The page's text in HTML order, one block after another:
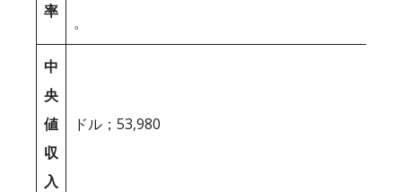
率
。
中
央
値
収
入
ドル；53,980